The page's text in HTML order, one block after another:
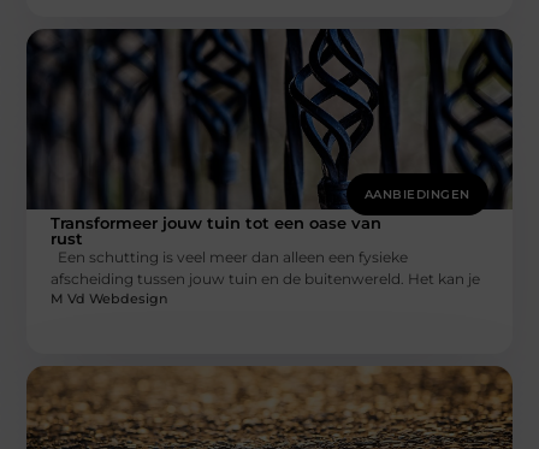
AANBIEDINGEN
Transformeer jouw tuin tot een oase van
rust
Een schutting is veel meer dan alleen een fysieke
afscheiding tussen jouw tuin en de buitenwereld. Het kan je
M Vd Webdesign